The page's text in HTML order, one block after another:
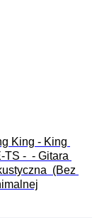
King - King
TS -  - Gitara
(Bez